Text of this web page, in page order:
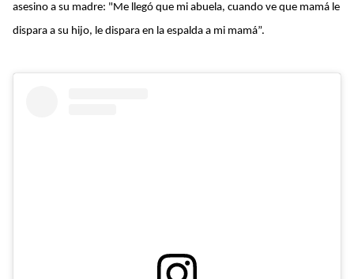
asesino a su madre: "Me llegó que mi abuela, cuando ve que mamá le
dispara a su hijo, le dispara en la espalda a mi mamá”.